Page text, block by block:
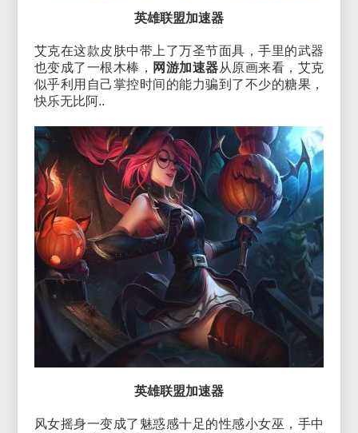
英雄联盟加速器
艾克在这款皮肤中带上了万圣节面具，手里的武器
也变成了一根木棒， 网游加速器从原画来看，艾克
似乎利用自己掌控时间的能力骗到了不少的糖果，
快乐无比阿..
英雄联盟加速器
风女摇身一变成了魅惑感十足的性感小女巫，手中